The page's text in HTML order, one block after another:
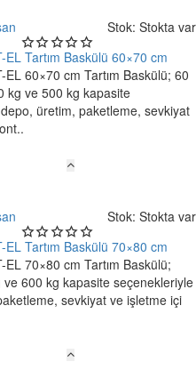
Stok: Stokta var
EL Tartım Baskülü 60×70 cm
EL 60×70 cm Tartım Baskülü; 60
kg ve 500 kg kapasite
üretim, paketleme, sevkiyat
Stok: Stokta var
EL Tartım Baskülü 70×80 cm
EL 70×80 cm Tartım Baskülü;
600 kg kapasite seçenekleriyle
sevkiyat ve işletme içi